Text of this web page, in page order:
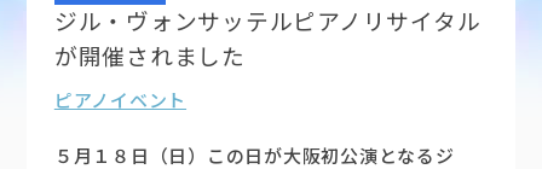
講師募集情報
ジル・ヴォンサッテルピアノリサイタル
が開催されました
ピアノイベント
５月１８日（日）この日が大阪初公演となるジ